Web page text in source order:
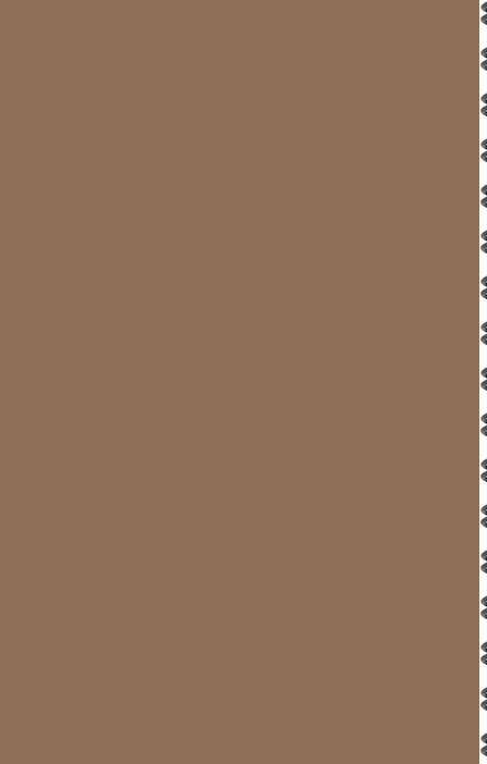
l’aire. Au bout d’une heure passée dans ce labyrinthe
Cliquez sur les
Bloqué par les icebergs, THAÏ
Et après l’aller … le retour ! Enfin en eau libre je
formes et de tailles différentes, étincelants sous un
taille, il faut vraiment le vouloir. Il faut quand même se
Nous naviguons au moteur par beau temps bien à l’abri
En traversant le large fjord de BREDEFJORD on
appareil photos vont bientôt être saturés tellement nous
s’invite à la fête mais heureusement s’échappe assez
petits raccourcis, pardon de « variantes », et naviguons
cliquez sur les